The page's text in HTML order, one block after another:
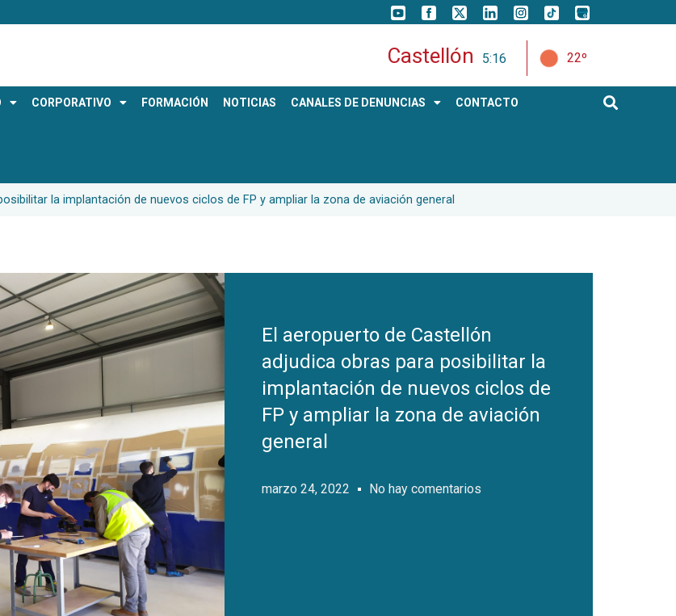
Castellón 5:16 22º
CORPORATIVO FORMACIÓN NOTICIAS CANALES DE DENUNCIAS CONTACTO
la implantación de nuevos ciclos de FP y ampliar la zona de aviación general
El aeropuerto de Castellón
adjudica obras para posibilitar la
implantación de nuevos ciclos de
FP y ampliar la zona de aviación
general
marzo 24, 2022 No hay comentarios